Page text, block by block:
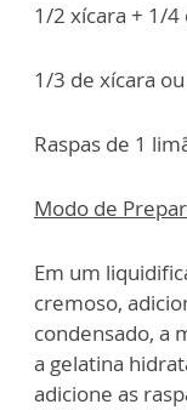
1/2 xícara + 1/4
1/3 de xícara
Raspas de 1
Modo de
Em um
cremoso,
condensado, a
a gelatina
adicione as